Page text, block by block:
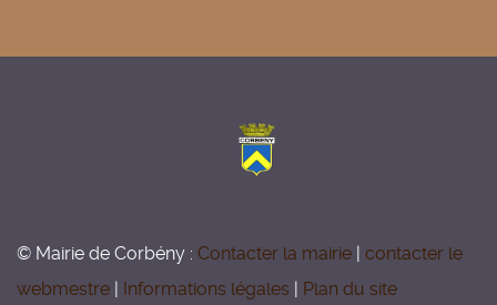
© Mairie de Corbény : Contacter la mairie | contacter le
webmestre | Informations légales | Plan du site